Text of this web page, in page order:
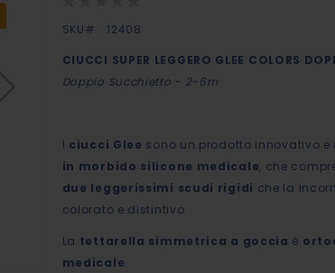
SKU
12408
CIUCCI SUPER LEGGERO GLEE COLORS
Doppio Succhietto - 2-6m
I ciucci Glee sono un prodotto innovativo e
in morbido silicone medicale, che
due leggerissimi scudi rigidi che la
colorato e distintivo.
La tettarella simmetrica a goccia è
medicale.